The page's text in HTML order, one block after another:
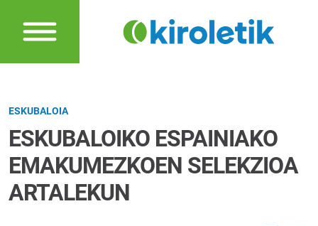
ESKUBALOIA
ESKUBALOIKO ESPAINIAKO
EMAKUMEZKOEN SELEKZIOA
ARTALEKUN